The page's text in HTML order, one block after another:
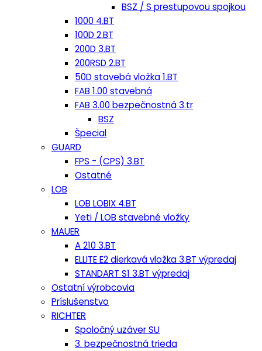
BSZ / S prestupovou spojkou
1000 4.BT
100D 2.BT
200D 3.BT
200RSD 2.BT
50D stavebá vložka 1.BT
FAB 1.00 stavebná
FAB 3.00 bezpečnostná 3.tr
BSZ
Špecial
GUARD
FPS - (CPS) 3.BT
Ostatné
LOB
LOB LOBIX 4.BT
Yeti / LOB stavebné vložky
MAUER
A 210 3.BT
ELLITE E2 dierkavá vložka 3.BT výpredaj
STANDART S1 3.BT výpredaj
Ostatní výrobcovia
Príslušenstvo
RICHTER
Spoločný uzáver SU
3. bezpečnostná trieda